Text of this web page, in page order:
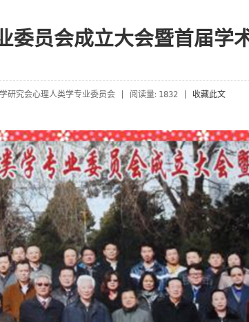
委员会成立大会暨首届学
研究会心理人类学专业委员会| 阅读量: 1832 收藏此文